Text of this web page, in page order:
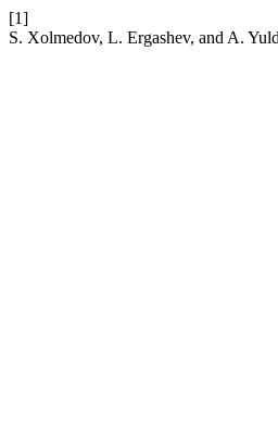
[1]
S. Xolmedov, L. Ergashev, and A.